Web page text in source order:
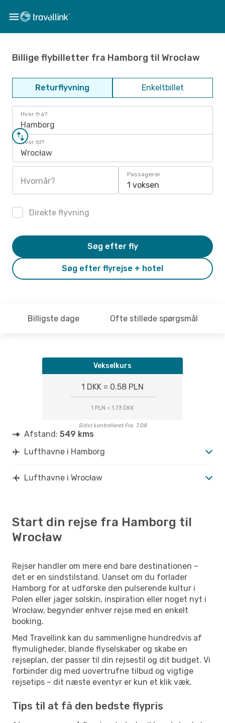
Billige flybilletter fra Hamborg til Wrocław
Returflyvning Enkeltbillet
Hvor fra?
Hamborg
Hvor til?
Wrocław
Hvornår?
Passagerer
1 voksen
Direkte flyvning
Søg efter flyrejse + hotel
Søg efter fly
Billigste dage Ofte stillede spørgsmål
Vekselkurs
1 DKK = 0.58 PLN
1 PLN = 1.73 DKK
Sidst kontrolleret Fre. 7.08
Afstand: 549 kms
Lufthavne i Hamborg
Lufthavne i Wrocław
Start din rejse fra Hamborg til
Wrocław
Rejser handler om mere end bare destinationen –
det er en sindstilstand. Uanset om du forlader
Hamborg for at udforske den pulserende kultur i
Polen eller jager solskin, inspiration eller noget nyt i
Wrocław, begynder enhver rejse med en enkelt
booking.
Med Travellink kan du sammenligne hundredvis af
flymuligheder, blande flyselskaber og skabe en
rejseplan, der passer til din rejsestil og dit budget. Vi
forbinder dig med uovertrufne tilbud og vigtige
rejsetips – dit næste eventyr er kun et klik væk.
Tips til at få den bedste flypris